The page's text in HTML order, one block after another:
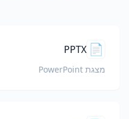
📄
PPTX
מצגת PowerPoint